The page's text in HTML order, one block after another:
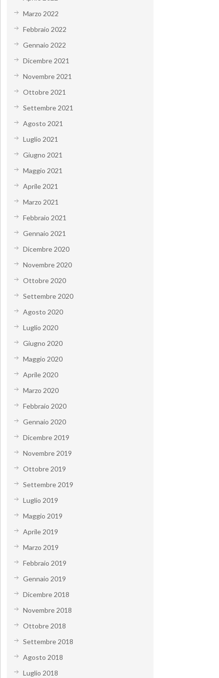
Marzo 2022
Febbraio 2022
Gennaio 2022
Dicembre 2021
Novembre 2021
Ottobre 2021
Settembre 2021
Agosto 2021
Luglio 2021
Giugno 2021
Maggio 2021
Aprile 2021
Marzo 2021
Febbraio 2021
Gennaio 2021
Dicembre 2020
Novembre 2020
Ottobre 2020
Settembre 2020
Agosto 2020
Luglio 2020
Giugno 2020
Maggio 2020
Aprile 2020
Marzo 2020
Febbraio 2020
Gennaio 2020
Dicembre 2019
Novembre 2019
Ottobre 2019
Settembre 2019
Luglio 2019
Maggio 2019
Aprile 2019
Marzo 2019
Febbraio 2019
Gennaio 2019
Dicembre 2018
Novembre 2018
Ottobre 2018
Settembre 2018
Agosto 2018
Luglio 2018